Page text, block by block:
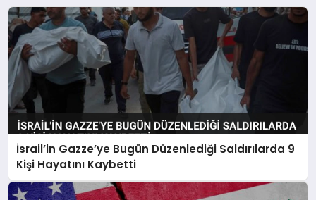
İsrail’in Gazze’ye Bugün Düzenlediği Saldırılarda 9
Kişi Hayatını Kaybetti